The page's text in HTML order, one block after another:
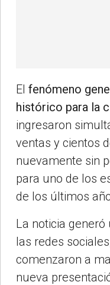
El fenómeno
histórico para la
ingresaron
ventas y cientos
nuevamente sin
para uno de los
de los últimos
La noticia
las redes
comenzaron a
nueva